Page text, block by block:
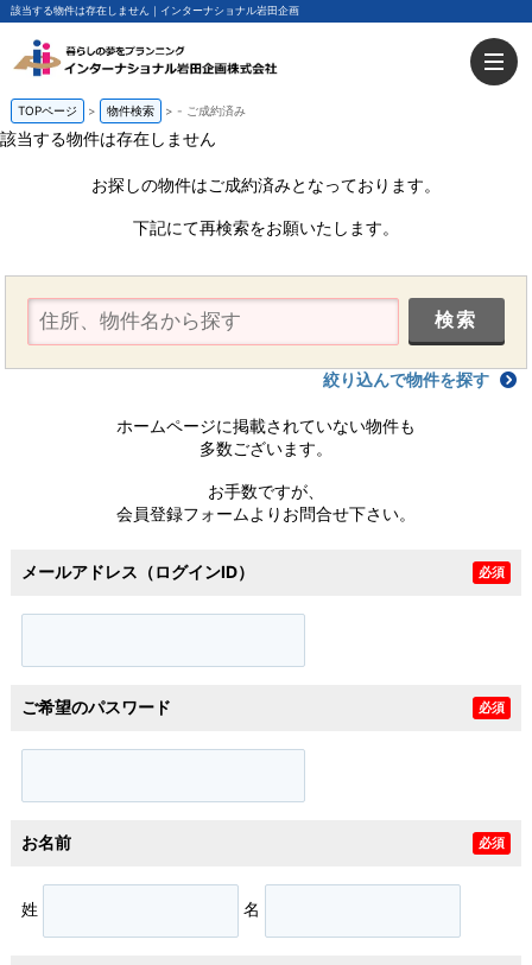
該当する物件は存在しません｜インターナショナル岩田企画
TOPページ 物件検索 - ご成約済み
該当する物件は存在しません
お探しの物件はご成約済みとなっております。
下記にて再検索をお願いたします。
絞り込んで物件を探す
ホームページに掲載されていない物件も
多数ございます。
お手数ですが、
会員登録フォームよりお問合せ下さい。
メールアドレス（ログインID） 必須
ご希望のパスワード 必須
お名前 必須
姓 名